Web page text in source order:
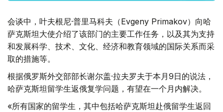
会谈中，叶夫根尼·普里马科夫（Evgeny Primakov）向哈
萨克斯坦大使介绍了该部门的主要工作任务，以及其为支持
和发展科学、技术、文化、经济和教育领域的国际关系而采
取的措施等。
根据俄罗斯外交部部长谢尔盖·拉夫罗夫于本月9日的说法，
哈萨克斯坦留学生返俄复学问题，有望在一个月内解决。
«所有国家的留学生，其中包括哈萨克斯坦赴俄留学生返回